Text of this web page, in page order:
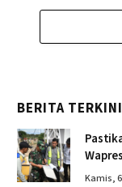
BERITA TERKINI
Kamis,